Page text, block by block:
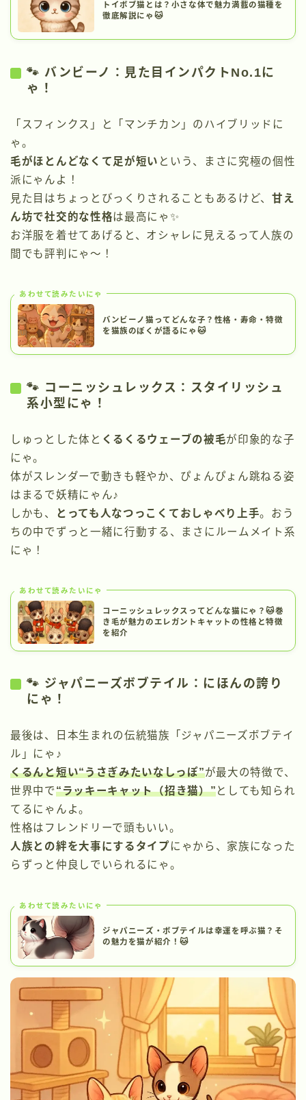
トイボブ猫とは？小さな体で魅力満載の猫種を
徹底解説にゃ🐱
🐾 バンビーノ：見た目インパクトNo.1に
ゃ！
「スフィンクス」と「マンチカン」のハイブリッドに
ゃ。
毛がほとんどなくて足が短い という、まさに究極の個性
派にゃんよ！
見た目はちょっとびっくりされることもあるけど、甘え
ん坊で社交的な性格は最高にゃ✨
お洋服を着せてあげると、オシャレに見えるって人族の
間でも評判にゃ〜！
あわせて読みたいにゃ
バンビーノ猫ってどんな子？性格・寿命・特徴
を猫族のぼくが語るにゃ🐱
🐾 コーニッシュレックス：スタイリッシュ
系小型にゃ！
しゅっとした体と くるくるウェーブの被毛が印象的な子
にゃ。
体がスレンダーで動きも軽やか、ぴょんぴょん跳ねる姿
はまるで妖精にゃん♪
しかも、
とっても人なつっこくておしゃべり上手。おう
ちの中でずっと一緒に行動する、まさにルームメイト系
にゃ！
あわせて読みたいにゃ
コーニッシュレックスってどんな猫にゃ？🐱巻
き毛が魅力のエレガントキャットの性格と特徴
を紹介
🐾 ジャパニーズボブテイル：にほんの誇り
にゃ！
最後は、日本生まれの伝統猫族「ジャパニーズボブテイ
ル」にゃ♪
くるんと短い“うさぎみたいなしっぽ”が最大の特徴で、
世界中で“ラッキーキャット（招き猫）”としても知られ
てるにゃんよ。
性格はフレンドリーで頭もいい。
人族との絆を大事にするタイプ にゃから、家族になった
らずっと仲良しでいられるにゃ。
あわせて読みたいにゃ
ジャパニーズ・ボブテイルは幸運を呼ぶ猫？そ
の魅力を猫が紹介！🐱